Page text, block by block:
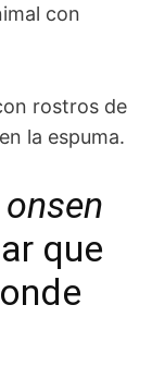
con
rostros de
la espuma.
onsen
que